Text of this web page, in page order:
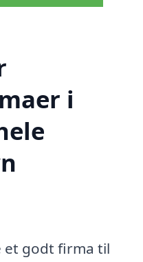
i
et godt firma til